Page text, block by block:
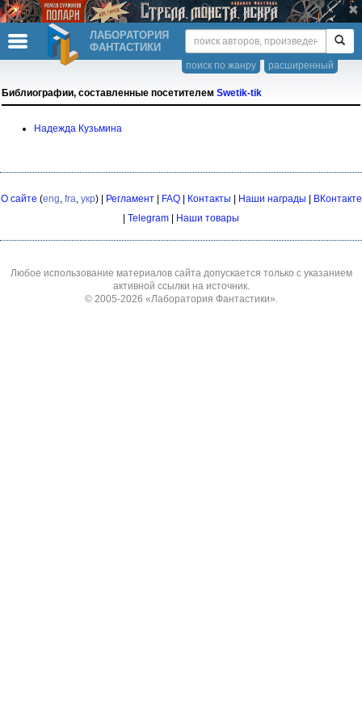
ЛАБОРАТОРИЯ
ФАНТАСТИКИ
расширенный
поиск по жанру
Библиографии, составленные посетителем Swetik-tik
Надежда Кузьмина
О сайте (eng, fra, укр) | Регламент| FAQ| Контакты Наши награды
ВКонтакте
Telegram Наши товары
Любое использование материалов сайта допускается только с указанием
активной ссылки на источник.
© 2005-2026 «Лаборатория Фантастики».